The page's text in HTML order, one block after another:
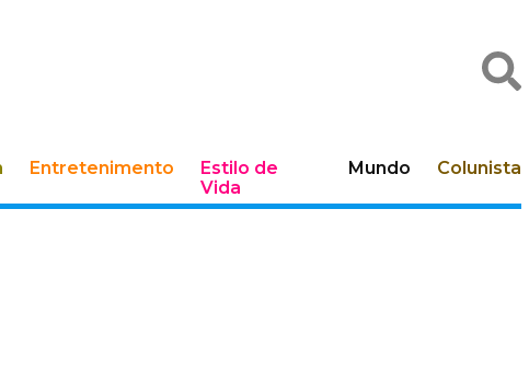
Entretenimento
Estilo de
Vida
Mundo Colunista